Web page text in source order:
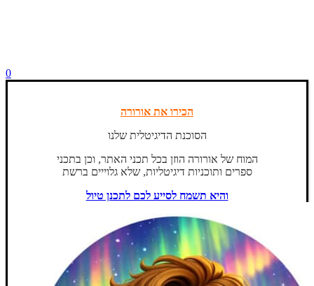
0
הכירו את אורורה
הסוכנת הדיגיטלית שלנו
המוח של אורורה הוזן בכל תכני האתר, וכן בתכני
ספרים ותוכניות דיגיטליות, שלא גלוייים ברשת
והיא תשמח לסייע לכם לתכנן טיול